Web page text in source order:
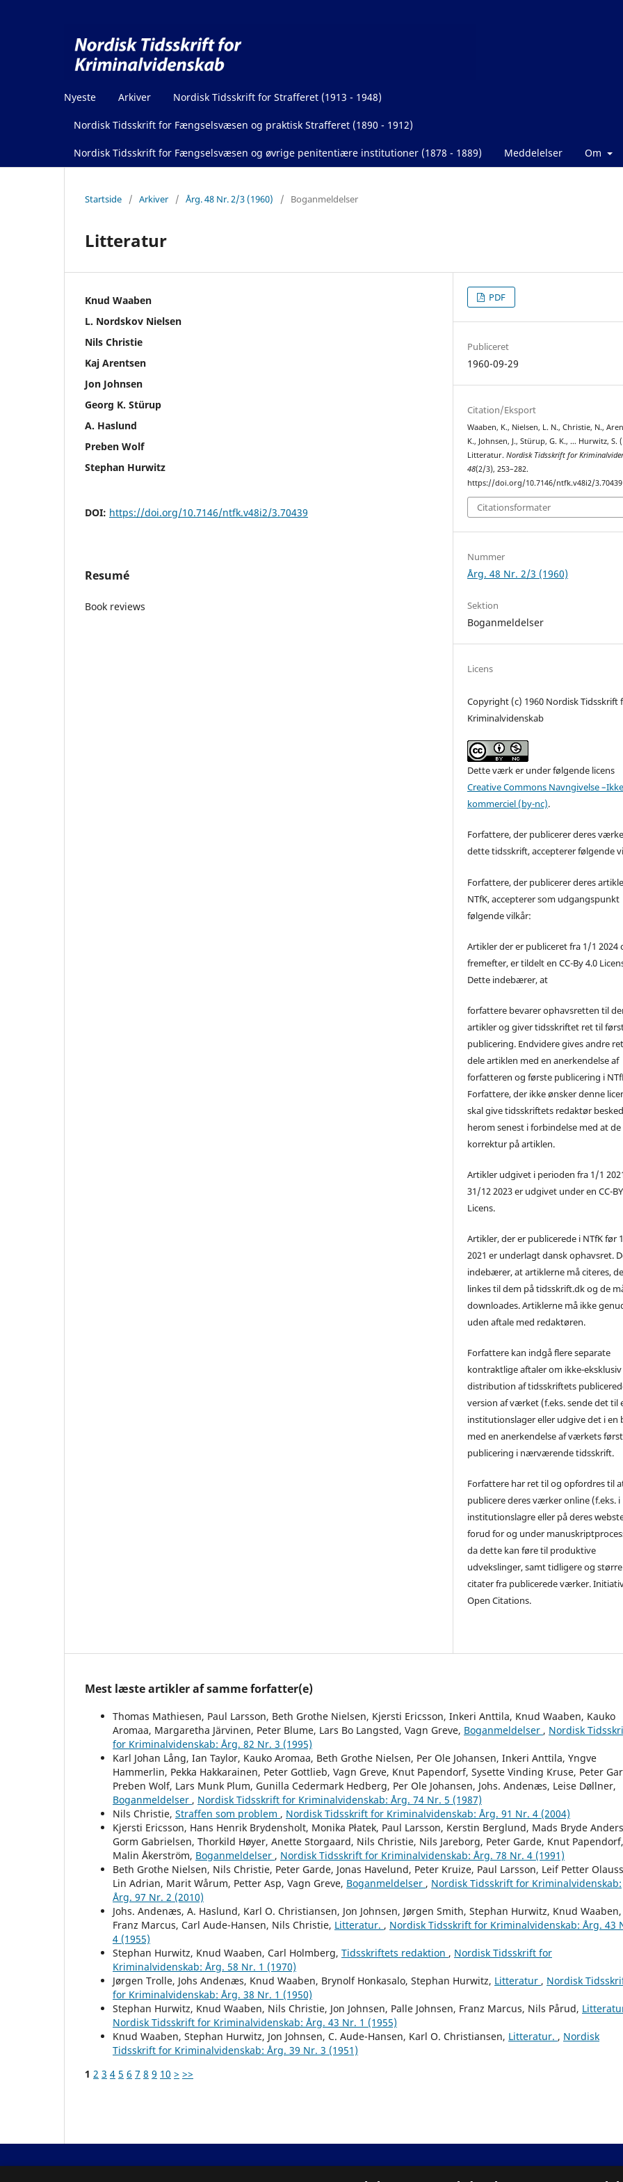
Nyeste Arkiver Nordisk Tidsskrift for Strafferet (1913 - 1948)
Nordisk Tidsskrift for Fængselsvæsen og praktisk Strafferet (1890 - 1912)
Nordisk Tidsskrift for Fængselsvæsen og øvrige penitentiære institutioner (1878 - 1889) Meddelelser Om
Startside / Arkiver / Årg. 48 Nr. 2/3 (1960) / Boganmeldelser
Litteratur
Knud Waaben
L. Nordskov Nielsen
Nils Christie
Kaj Arentsen
Jon Johnsen
Georg K. Stürup
A. Haslund
Preben Wolf
Stephan Hurwitz
DOI: https://doi.org/10.7146/ntfk.v48i2/3.70439
Resumé
Book reviews
PDF
Publiceret
1960-09-29
Citation/Eksport
Waaben, K., Nielsen, L. N., Christie, N.,
K., Johnsen, J., Stürup, G. K., … Hurwitz, S.
Litteratur.Nordisk Tidsskrift for
48(2/3), 253–282.
https://doi.org/10.7146/ntfk.v48i2/3.70439
Citationsformater
Nummer
Årg. 48 Nr. 2/3 (1960)
Sektion
Boganmeldelser
Licens
Copyright (c) 1960 Nordisk Tidsskrift
Kriminalvidenskab
Dette værk er under følgende licens
Creative Commons Navngivelse
kommerciel (by-nc).
Forfattere, der publicerer deres
dette tidsskrift, accepterer følgende
Forfattere, der publicerer deres
NTfK, accepterer som udgangspunkt
følgende vilkår:
Artikler der er publiceret fra 1/1 2024
fremefter, er tildelt en CC-By 4.0
Dette indebærer, at
forfattere bevarer ophavsretten til
artikler og giver tidsskriftet ret til
publicering. Endvidere gives andre
dele artiklen med en anerkendelse af
forfatteren og første publicering i
Forfattere, der ikke ønsker denne
skal give tidsskriftets redaktør besked
herom senest i forbindelse med at
korrektur på artiklen.
Artikler udgivet i perioden fra 1/1
31/12 2023 er udgivet under en CC-
Licens.
Artikler, der er publicerede i NTfK før
2021 er underlagt dansk ophavsret.
indebærer, at artiklerne må citeres,
linkes til dem på tidsskrift.dk og de
downloades. Artiklerne må ikke
uden aftale med redaktøren.
Forfattere kan indgå flere separate
kontraktlige aftaler om ikke-eksklusiv
distribution af tidsskriftets
version af værket (f.eks. sende det til
institutionslager eller udgive det i en
med en anerkendelse af værkets
publicering i nærværende tidsskrift.
Forfattere har ret til og opfordres til
publicere deres værker online (f.eks. i
institutionslagre eller på deres
forud for og under
da dette kan føre til produktive
udvekslinger, samt tidligere og større
citater fra publicerede værker.
Open Citations.
Mest læste artikler af samme forfatter(e)
Thomas Mathiesen, Paul Larsson, Beth Grothe Nielsen, Kjersti Ericsson, Inkeri Anttila, Knud Waaben, Kauko
Aromaa, Margaretha Järvinen, Peter Blume, Lars Bo Langsted, Vagn Greve, Boganmeldelser , Nordisk
for Kriminalvidenskab: Årg. 82 Nr. 3 (1995)
Karl Johan Lång, Ian Taylor, Kauko Aromaa, Beth Grothe Nielsen, Per Ole Johansen, Inkeri Anttila, Yngve
Hammerlin, Pekka Hakkarainen, Peter Gottlieb, Vagn Greve, Knut Papendorf, Sysette Vinding Kruse, Peter
Preben Wolf, Lars Munk Plum, Gunilla Cedermark Hedberg, Per Ole Johansen, Johs. Andenæs, Leise Døllner,
Boganmeldelser , Nordisk Tidsskrift for Kriminalvidenskab: Årg. 74 Nr. 5 (1987)
Nils Christie, Straffen som problem , Nordisk Tidsskrift for Kriminalvidenskab: Årg. 91 Nr. 4 (2004)
Kjersti Ericsson, Hans Henrik Brydensholt, Monika Płatek, Paul Larsson, Kerstin Berglund, Mads Bryde
Gorm Gabrielsen, Thorkild Høyer, Anette Storgaard, Nils Christie, Nils Jareborg, Peter Garde, Knut Papendorf,
Malin Åkerström, Boganmeldelser , Nordisk Tidsskrift for Kriminalvidenskab: Årg. 78 Nr. 4 (1991)
Beth Grothe Nielsen, Nils Christie, Peter Garde, Jonas Havelund, Peter Kruize, Paul Larsson, Leif Petter
Lin Adrian, Marit Wårum, Petter Asp, Vagn Greve, Boganmeldelser , Nordisk Tidsskrift for Kriminalvidenskab:
Årg. 97 Nr. 2 (2010)
Johs. Andenæs, A. Haslund, Karl O. Christiansen, Jon Johnsen, Jørgen Smith, Stephan Hurwitz, Knud Waaben,
Franz Marcus, Carl Aude-Hansen, Nils Christie, Litteratur. , Nordisk Tidsskrift for Kriminalvidenskab: Årg. 43
4 (1955)
Stephan Hurwitz, Knud Waaben, Carl Holmberg, Tidsskriftets redaktion , Nordisk Tidsskrift for
Kriminalvidenskab: Årg. 58 Nr. 1 (1970)
Jørgen Trolle, Johs Andenæs, Knud Waaben, Brynolf Honkasalo, Stephan Hurwitz, Litteratur , Nordisk
for Kriminalvidenskab: Årg. 38 Nr. 1 (1950)
Stephan Hurwitz, Knud Waaben, Nils Christie, Jon Johnsen, Palle Johnsen, Franz Marcus, Nils Pårud,
Nordisk Tidsskrift for Kriminalvidenskab: Årg. 43 Nr. 1 (1955)
Knud Waaben, Stephan Hurwitz, Jon Johnsen, C. Aude-Hansen, Karl O. Christiansen, Litteratur. , Nordisk
Tidsskrift for Kriminalvidenskab: Årg. 39 Nr. 3 (1951)
1 2 3 4 5 6 7 8 9 10 > >>